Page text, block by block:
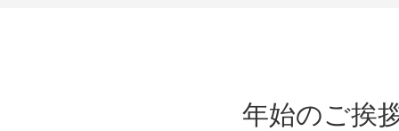
年始のご挨